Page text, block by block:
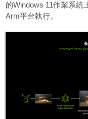
的Windows 11作業系統
Arm平台執行。